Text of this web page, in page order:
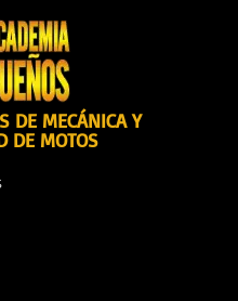
DE MECÁNICA Y
DE MOTOS